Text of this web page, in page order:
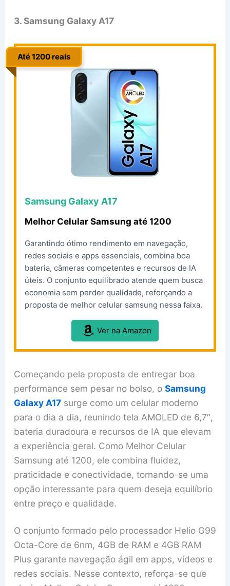
3. Samsung Galaxy A17
..
Até 1200 reais
Samsung Galaxy A17
Melhor Celular Samsung até 1200
Garantindo ótimo rendimento em navegação,
redes sociais e apps essenciais, combina boa
bateria, câmeras competentes e recursos de IA
úteis. O conjunto equilibrado atende quem busca
economia sem perder qualidade, reforçando a
proposta de melhor celular samsung nessa faixa.
Ver na Amazon
Começando pela proposta de entregar boa
performance sem pesar no bolso, o Samsung
Galaxy A17surge como um celular moderno
para o dia a dia, reunindo tela AMOLED de 6,7″,
bateria duradoura e recursos de IA que elevam
a experiência geral. Como Melhor Celular
Samsung até 1200, ele combina fluidez,
praticidade e conectividade, tornando-se uma
opção interessante para quem deseja equilíbrio
entre preço e qualidade.
O conjunto formado pelo processador Helio G99
Octa-Core de 6nm, 4GB de RAM e 4GB RAM
Plus garante navegação ágil em apps, vídeos e
redes sociais. Nesse contexto, reforça-se que